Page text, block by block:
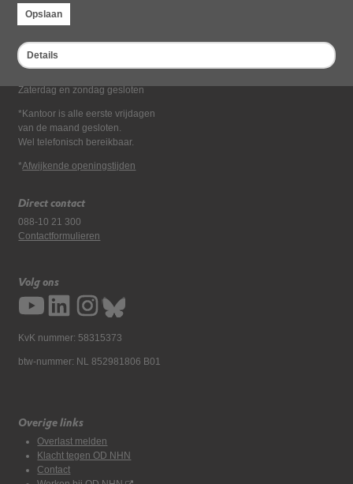
Opslaan
Details
Postbus 2095, 1620 EB Hoorn
Openingstijden kantoor
Maandag tot en met vrijdag*
van 08:00 tot 16:30
Zaterdag en zondag gesloten
*Kantoor is alle eerste vrijdagen
van de maand gesloten.
Wel telefonisch bereikbaar.
*Afwijkende openingstijden
Direct contact
088-10 21 300
Contactformulieren
Volg ons
KvK nummer: 58315373
btw-nummer: NL 852981806 B01
Overige links
Overlast melden
Klacht tegen OD NHN
Contact